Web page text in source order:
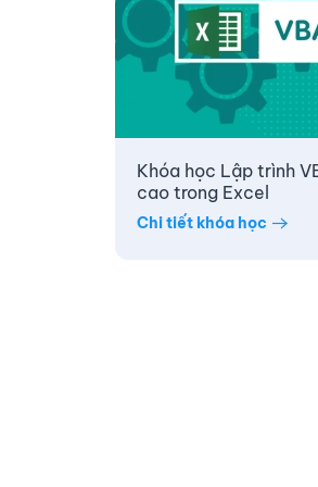
Khóa học Lập trình
cao trong Excel
Chi tiết khóa học